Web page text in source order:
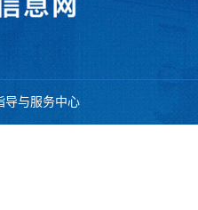
导与服务中心